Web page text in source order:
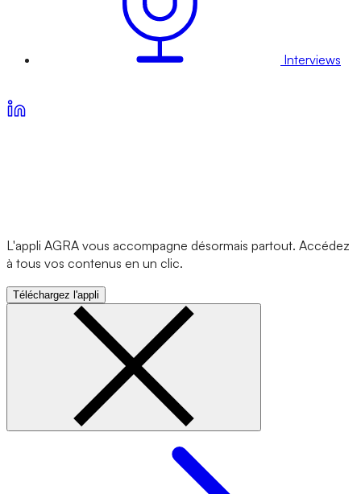
Interviews
L'appli AGRA vous accompagne désormais partout. Accédez
à tous vos contenus en un clic.
Téléchargez l'appli